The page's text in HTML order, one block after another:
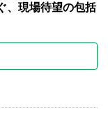
、現場待望の包括